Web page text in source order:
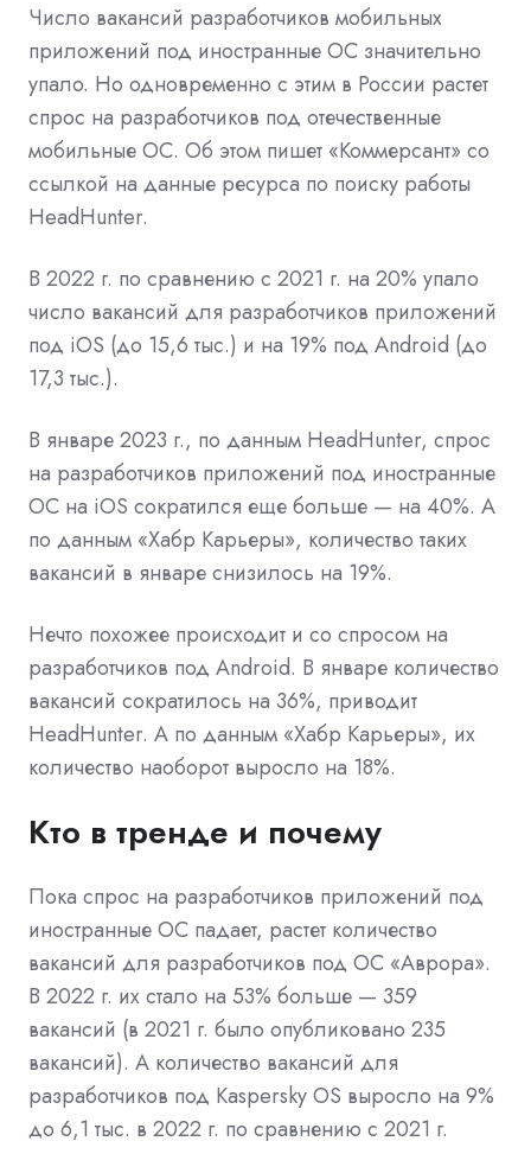
Число вакансий разработчиков мобильных
приложений под иностранные ОС значительно
упало. Но одновременно с этим в России растет
спрос на разработчиков под отечественные
мобильные ОС. Об этом пишет «Коммерсант» со
ссылкой на данные ресурса по поиску работы
HeadHunter.
В 2022 г. по сравнению с 2021 г. на 20% упало
число вакансий для разработчиков приложений
под iOS (до 15,6 тыс.) и на 19% под Android (до
17,3 тыс.).
В январе 2023 г., по данным HeadHunter, спрос
на разработчиков приложений под иностранные
ОС на iOS сократился еще больше — на 40%. А
по данным «Хабр Карьеры», количество таких
вакансий в январе снизилось на 19%.
Нечто похожее происходит и со спросом на
разработчиков под Android. В январе количество
вакансий сократилось на 36%, приводит
HeadHunter. А по данным «Хабр Карьеры», их
количество наоборот выросло на 18%.
Кто в тренде и почему
Пока спрос на разработчиков приложений под
иностранные ОС падает, растет количество
вакансий для разработчиков под ОС «Аврора».
В 2022 г. их стало на 53% больше — 359
вакансий (в 2021 г. было опубликовано 235
вакансий). А количество вакансий для
разработчиков под Kaspersky OS выросло на 9%
до 6,1 тыс. в 2022 г. по сравнению с 2021 г.